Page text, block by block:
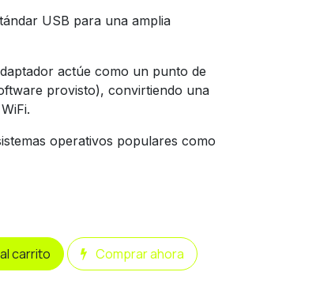
USB para una amplia
actúe como un punto de
provisto), convirtiendo una
operativos populares como
carrito Comprar ahora